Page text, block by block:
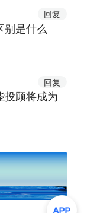
回复
别是什么
回复
投顾将成为